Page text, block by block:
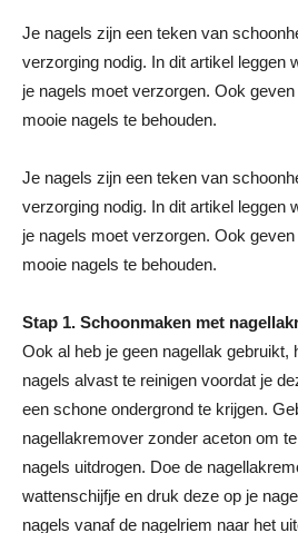
Je nagels zijn een teken van
verzorging nodig. In dit artikel leggen
je nagels moet verzorgen. Ook
mooie nagels te behouden.
Je nagels zijn een teken van
verzorging nodig. In dit artikel leggen
je nagels moet verzorgen. Ook
mooie nagels te behouden.
Stap 1. Schoonmaken met
Ook al heb je geen nagellak gebruikt,
nagels alvast te reinigen voordat je
een schone ondergrond te krijgen.
nagellakremover zonder aceton om
nagels uitdrogen. Doe de
wattenschijfje en druk deze op je
nagels vanaf de nagelriem naar het